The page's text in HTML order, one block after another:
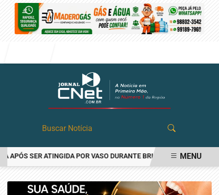
SER ATINGIDA POR VASO DURANTE BRIGA FAMILIAR EMMENU